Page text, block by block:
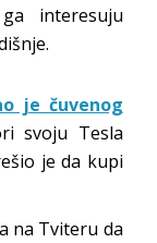
interesuju
je čuvenog
svoju Tesla
je da kupi
na Tviteru da